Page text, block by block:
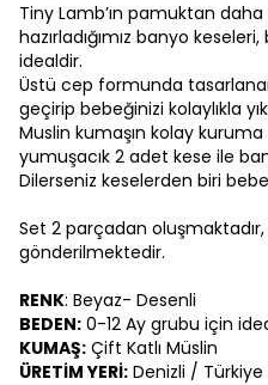
Tiny Lamb’ın pamuktan
hazırladığımız banyo
idealdir.
Üstü cep formunda
geçirip bebeğinizi kolaylıkla
Muslin kumaşın kolay
yumuşacık 2 adet kese ile
Dilerseniz keselerden biri
Set 2 parçadan
gönderilmektedir.
RENK: Beyaz- Desenli
BEDEN: 0-12 Ay grubu için
KUMAŞ: Çift Katlı Müslin
ÜRETİM YERİ: Denizli / Türkiye